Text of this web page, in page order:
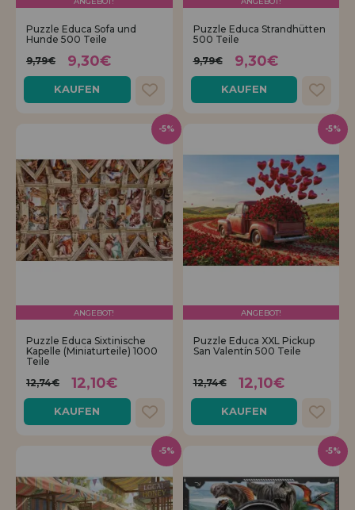
Los gehts! Wir haben auf dich gewartet.
HÄNDLERREGISTRIERUNG
Puzzle Educa Sofa und
Hunde 500 Teile
9,79€
9,30€
KAUFEN
Puzzle Educa Strandhütten
500 Teile
9,79€
9,30€
KAUFEN
ANGEBOT!
Puzzle Educa Sixtinische
Kapelle (Miniaturteile) 1000
Teile
12,74€
12,10€
KAUFEN
-5%
ANGEBOT!
Puzzle Educa XXL Pickup
San Valentín 500 Teile
12,74€ 12,10€
KAUFEN
-5%
-5% -5%